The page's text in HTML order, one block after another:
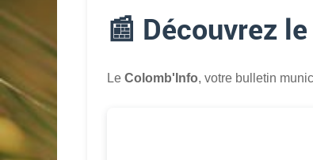
📰 Découvrez
Le Colomb'Info, votre bulletin